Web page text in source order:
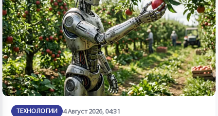
ТЕХНОЛОГИИ 4 Август 2026, 04:31